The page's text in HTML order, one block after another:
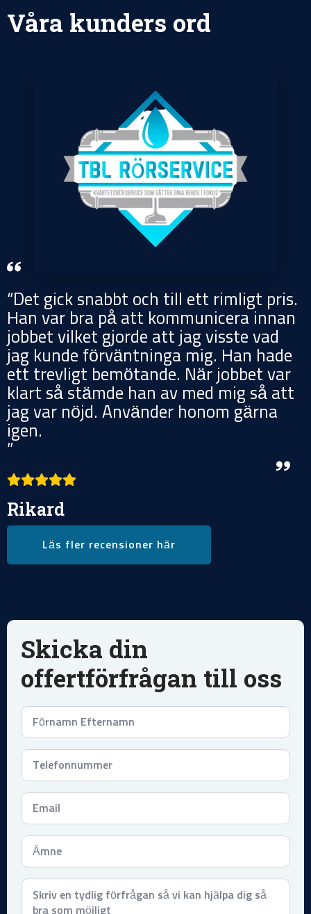
Våra kunders ord
“Det gick snabbt och till ett rimligt pris.
Han var bra på att kommunicera innan
jobbet vilket gjorde att jag visste vad
jag kunde förväntninga mig. Han hade
ett trevligt bemötande. När jobbet var
klart så stämde han av med mig så att
jag var nöjd. Använder honom gärna
igen.
”
Rikard
Läs fler recensioner här
Skicka din
offertförfrågan till oss
Namn
Telefonnummer
Email
Subject
Meddelande